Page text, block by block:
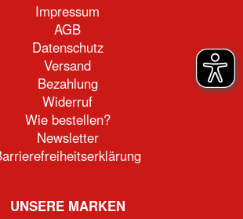
Impressum
AGB
Datenschutz
Versand
Bezahlung
Widerruf
Wie bestellen?
Newsletter
UNSERE MARKEN